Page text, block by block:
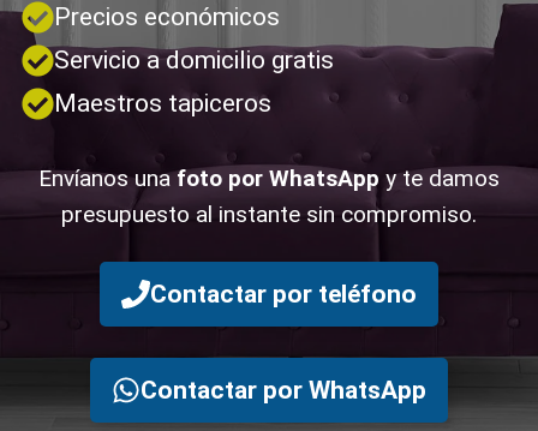
Precios económicos
Servicio a domicilio gratis
Maestros tapiceros
Envíanos unafoto por WhatsApp y te damos
presupuesto al instante sin compromiso.
Contactar por teléfono
Contactar por WhatsApp